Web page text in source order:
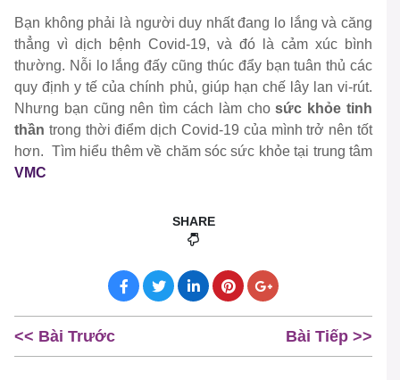
Bạn không phải là người duy nhất đang lo lắng và căng
thẳng vì dịch bệnh Covid-19, và đó là cảm xúc bình
thường. Nỗi lo lắng đấy cũng thúc đẩy bạn tuân thủ các
quy định y tế của chính phủ, giúp hạn chế lây lan vi-rút.
Nhưng bạn cũng nên tìm cách làm chosức khỏe tinh
thần trong thời điểm dịch Covid-19 của mình trở nên tốt
hơn. Tìm hiểu thêm về chăm sóc sức khỏe tại trung tâm
VMC
SHARE
<< Bài Trước Bài Tiếp >>